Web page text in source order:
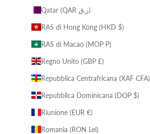
Qatar (QAR ر.ق)
RAS di Hong Kong (HKD $)
RAS di Macao (MOP P)
Regno Unito (GBP £)
Repubblica Centrafricana (XAF CFA)
Repubblica Dominicana (DOP $)
Riunione (EUR €)
Romania (RON Lei)